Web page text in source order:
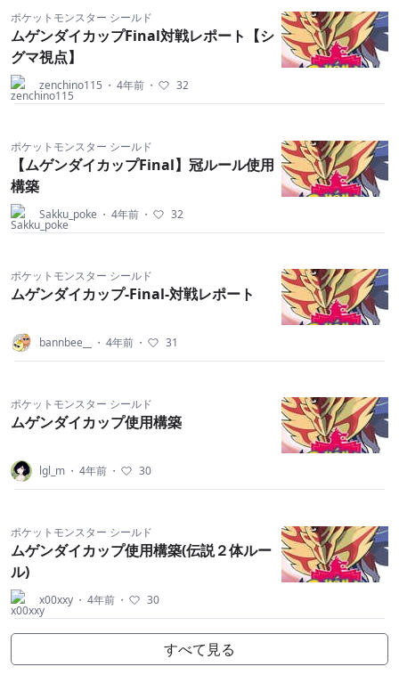
ポケットモンスター シールド
ムゲンダイカップFinal対戦レポート【シ
グマ視点】
zenchino115 ・ 4年前 ・ 32
ポケットモンスター シールド
【ムゲンダイカップFinal】冠ルール使用
構築
Sakku_poke ・ 4年前 ・ 32
ポケットモンスター シールド
ムゲンダイカップ-Final-対戦レポート
bannbee__ ・ 4年前 ・ 31
ポケットモンスター シールド
ムゲンダイカップ使用構築
lgl_m ・ 4年前 ・ 30
ポケットモンスター シールド
ムゲンダイカップ使用構築(伝説２体ルー
ル)
x00xxy ・ 4年前 ・ 30
すべて見る